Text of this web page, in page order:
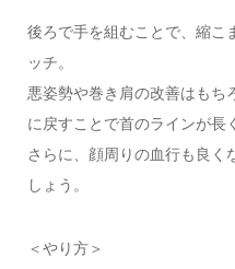
後ろで手を組むことで、縮こ
ッチ。
悪姿勢や巻き肩の改善はもち
に戻すことで首のラインが長
さらに、顔周りの血行も良く
しょう。
＜やり方＞